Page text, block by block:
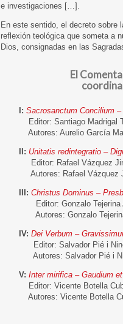
e investigaciones […].
En este sentido, el decreto sobre
reflexión teológica que someta a
Dios, consignadas en las
El
I: Sacrosanctum Concilium
Editor: Santiago Madrigal
Autores: Aurelio García
II: Unitatis redintegratio –
Editor: Rafael Vázquez
Autores: Rafael Vázquez
III: Christus Dominus –
Editor: Gonzalo Tejerina
Autores: Gonzalo
IV: Dei Verbum –
Editor: Salvador Pié i
Autores: Salvador Pié i
V: Inter mirifica – Gaudium
Editor: Vicente Botella
Autores: Vicente Botella